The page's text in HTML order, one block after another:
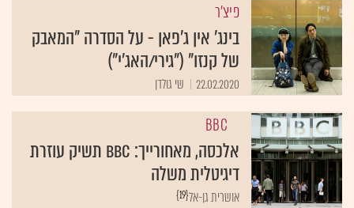
פיצ'ר
בינג' אין ג'פאן - על הסדרה "המאבק
של קנזו" ("גירי/האג'י")
22.02.2020 שי גולדן
BBC
אלכסה, מאחורייך: BBC תשיק עוזרת
דיגיטלית משלה
{19}אושרית גן-אל